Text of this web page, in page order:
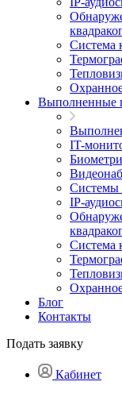
Система
Выполненные
IT-
Системы
IP-
Система
Блог
Контакты
Подать заявку
Кабинет